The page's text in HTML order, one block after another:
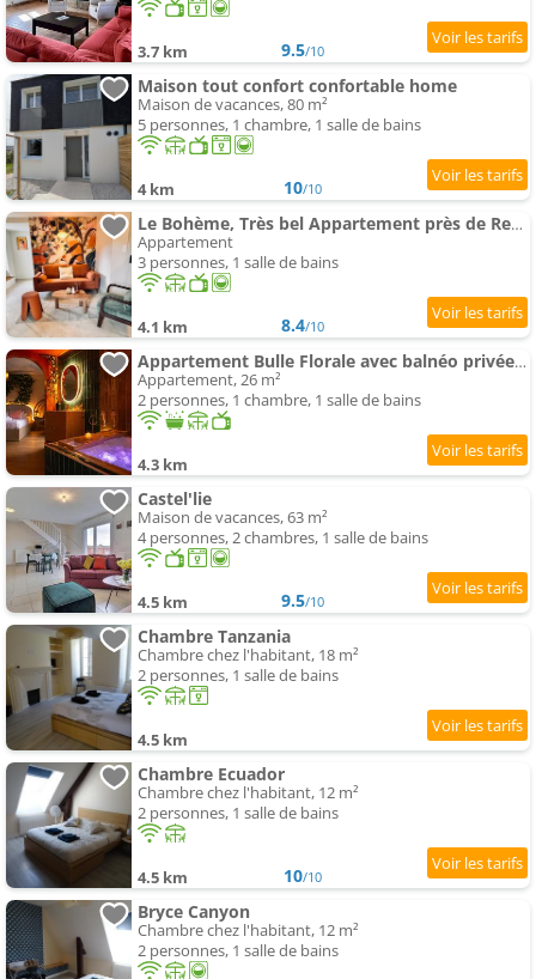
3.7 km 9.5/10
Maison tout confort confortable home
Maison de vacances, 80 m²
5 personnes, 1 chambre, 1 salle de bains
4 km 10/10
Le Bohème, Très bel Appartement près de Rennes
Appartement
3 personnes, 1 salle de bains
4.1 km 8.4/10
Appartement Bulle Florale avec balnéo privée 10 min Rennes
Appartement, 26 m²
2 personnes, 1 chambre, 1 salle de bains
4.3 km
Castel'lie
Maison de vacances, 63 m²
4 personnes, 2 chambres, 1 salle de bains
4.5 km 9.5/10
Chambre Tanzania
Chambre chez l'habitant, 18 m²
2 personnes, 1 salle de bains
4.5 km
Chambre Ecuador
Chambre chez l'habitant, 12 m²
2 personnes, 1 salle de bains
4.5 km 10/10
Bryce Canyon
Chambre chez l'habitant, 12 m²
2 personnes, 1 salle de bains